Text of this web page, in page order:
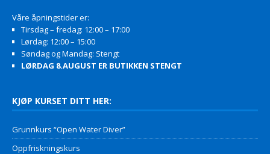
Våre åpningstider er:
Tirsdag – fredag: 12:00 – 17:00
Lørdag: 12:00 – 15:00
Søndag og Mandag: Stengt
LØRDAG 8.AUGUST ER BUTIKKEN STENGT
KJØP KURSET DITT HER:
Grunnkurs “Open Water Diver”
Oppfriskningskurs